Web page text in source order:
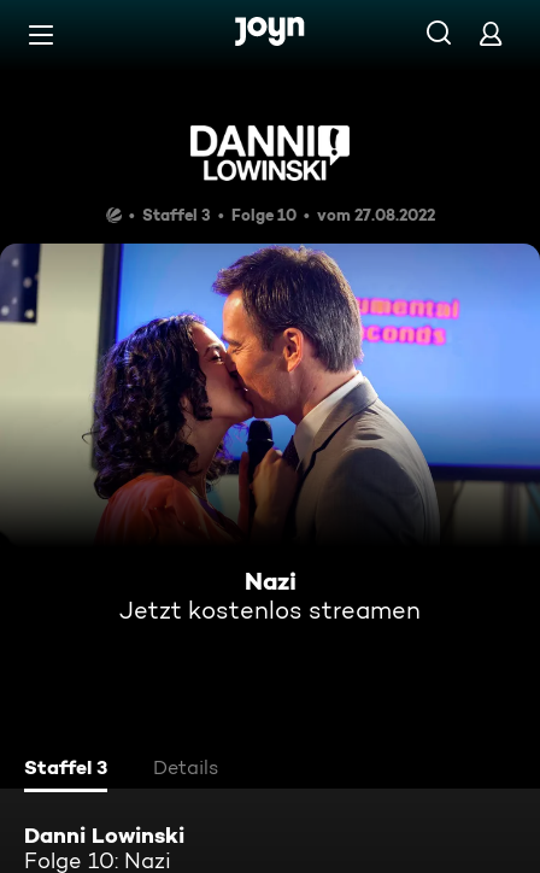
Zum Inhalt springen
Nazi
Staffel 3 Folge 10 vom 27.08.2022
Nazi
Jetzt kostenlos streamen
Staffel 3 Details
Danni Lowinski
Folge 10: Nazi